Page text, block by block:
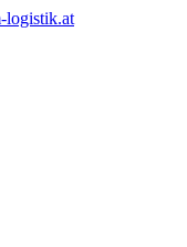
logistik.at